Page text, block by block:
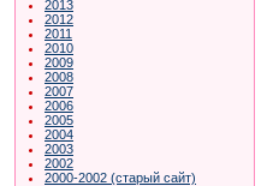
2013
2012
2011
2010
2009
2008
2007
2006
2005
2004
2003
2002
2000-2002 (старый сайт)